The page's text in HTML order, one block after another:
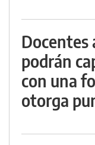
Docentes
podrán
con una
otorga